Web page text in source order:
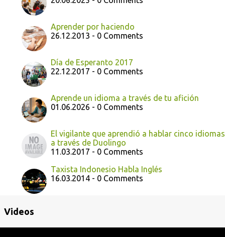
Aprender por haciendo
26.12.2013 - 0 Comments
Día de Esperanto 2017
22.12.2017 - 0 Comments
Aprende un idioma a través de tu afición
01.06.2026 - 0 Comments
El vigilante que aprendió a hablar cinco idiomas
a través de Duolingo
11.03.2017 - 0 Comments
Taxista Indonesio Habla Inglés
16.03.2014 - 0 Comments
Videos